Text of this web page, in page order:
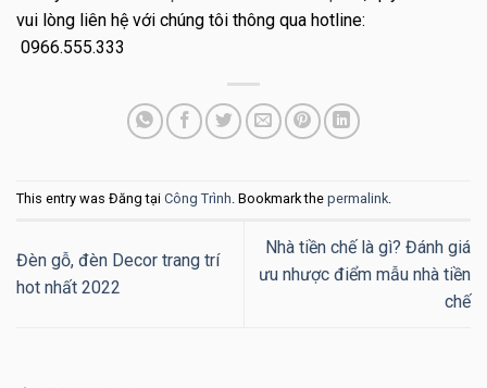
vui lòng liên hệ với chúng tôi thông qua hotline:
0966.555.333
This entry was Đăng tại Công Trình . Bookmark the permalink
Đèn gỗ, đèn Decor trang trí
hot nhất 2022
Nhà tiền chế là gì? Đánh giá
ưu nhược điểm mẫu nhà tiền
chế